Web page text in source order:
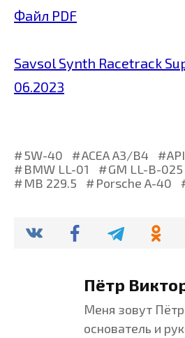
Файл PDF
Savsol Synth Racetrack
06.2023
5W-40 ACEA A3/B4
BMW LL-01
GM LL-B-025
MB 229.5
Porsche A-40
Пётр
Меня зовут
основатель и